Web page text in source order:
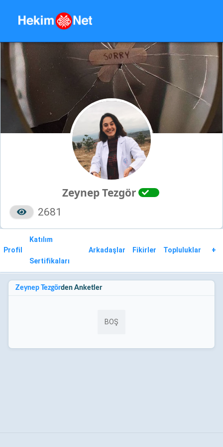
Zeynep Tezgör
2681
Profil
Katılım
Sertifikaları
Arkadaşlar Fikirler Topluluklar +
Zeynep Tezgörden Anketler
BOŞ